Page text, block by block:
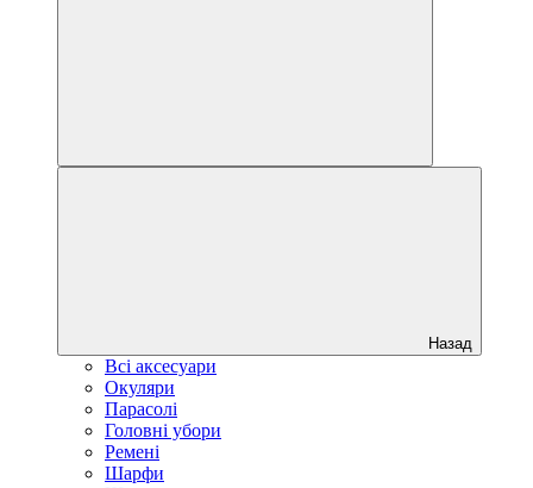
Назад
Всі аксесуари
Окуляри
Парасолі
Головні убори
Ремені
Шарфи